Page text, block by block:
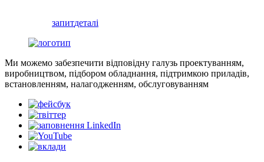
запитдеталі
Ми можемо забезпечити відповідну галузь проектуванням,
виробництвом, підбором обладнання, підтримкою приладів,
встановленням, налагодженням, обслуговуванням